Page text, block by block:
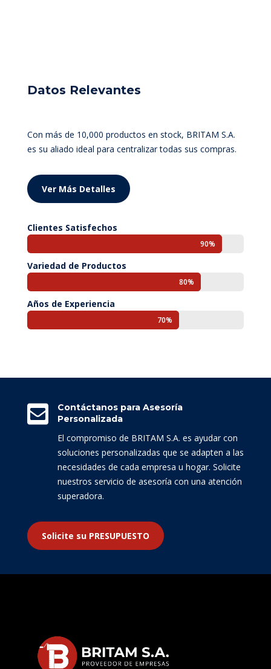
Datos Relevantes
Con más de 10,000 productos en stock, BRITAM S.A.
es su aliado ideal para centralizar todas sus compras.
Ver Más Detalles
Clientes Satisfechos
90%
90%
Variedad de Productos
80%
80%
Años de Experiencia
70%
70%

Contáctanos para Asesoría
Personalizada
El compromiso de BRITAM S.A. es ayudar con
soluciones personalizadas que se adapten a las
necesidades de cada empresa u hogar. Solicite
nuestros servicio de asesoría con una atención
superadora.
Solicite su PRESUPUESTO